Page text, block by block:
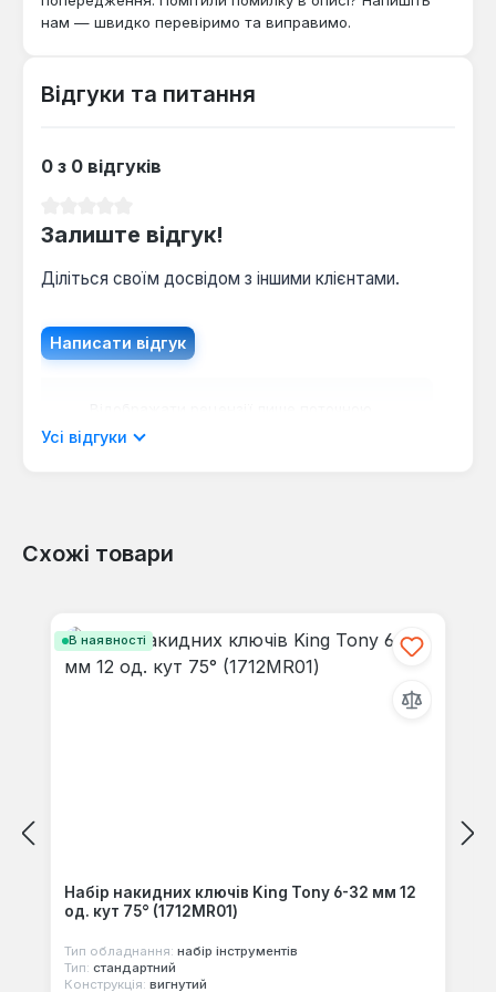
автомобілів, ремонту обладнання та інших завдань,
нам — швидко перевіримо та виправимо.
Відгуки та питання
0 з 0 відгуків
Залиште відгук!
Діліться своїм досвідом з іншими клієнтами.
Написати відгук
мовою.
Відгуків не знайдено. Поділіться
Усі відгуки
Схожі товари
В наявності
Набір накидних ключів King Tony 6-32 мм 12
од. кут 75° (1712MR01)
Тип обладнання: набір інструментів
Тип: стандартний
Конструкція: вигнутий